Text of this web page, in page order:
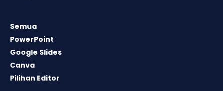
Semua
PowerPoint
Google Slides
Canva
Pilihan Editor